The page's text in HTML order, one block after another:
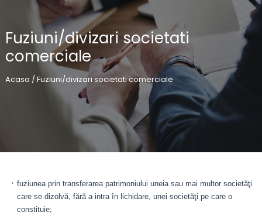
Fuziuni/divizari societati
comerciale
Acasa / Fuziuni/divizari societati comerciale
fuziunea prin transferarea patrimoniului uneia sau mai multor societăţi
care se dizolvă, fără a intra în lichidare, unei societăţi pe care o
constituie;